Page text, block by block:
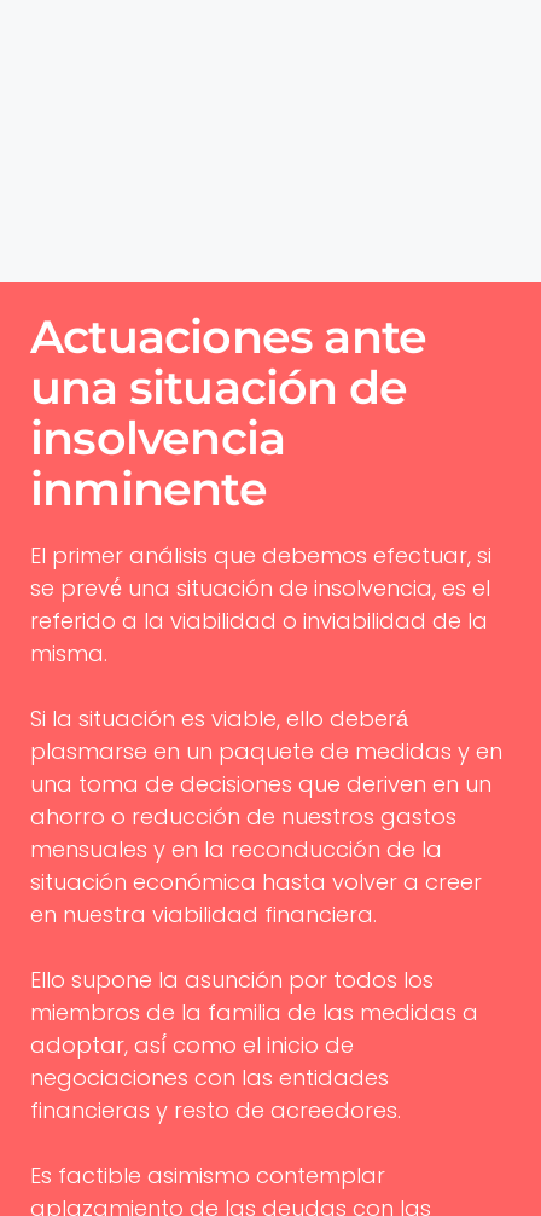
Actuaciones ante
una situación de
insolvencia
inminente
El primer análisis que debemos efectuar, si
se prevé́ una situación de insolvencia, es el
referido a la viabilidad o inviabilidad de la
misma.
Si la situación es viable, ello deberá́
plasmarse en un paquete de medidas y en
una toma de decisiones que deriven en un
ahorro o reducción de nuestros gastos
mensuales y en la reconducción de la
situación económica hasta volver a creer
en nuestra viabilidad financiera.
Ello supone la asunción por todos los
miembros de la familia de las medidas a
adoptar, así́ como el inicio de
negociaciones con las entidades
financieras y resto de acreedores.
Es factible asimismo contemplar
aplazamiento de las deudas con las